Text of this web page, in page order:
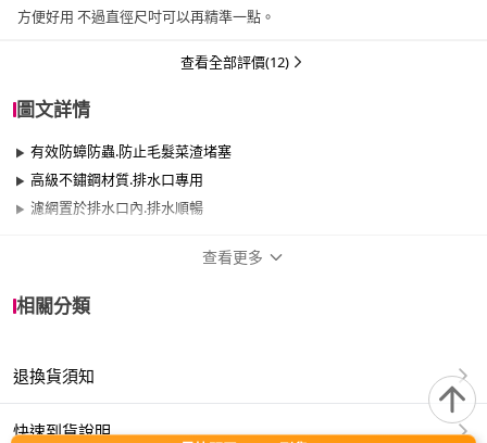
方便好用 不過直徑尺吋可以再精準一點。
查看全部評價(12)
圖文詳情
有效防蟑防蟲.防止毛髮菜渣堵塞
高級不鏽鋼材質.排水口專用
濾網置於排水口內.排水順暢
適用於
查看更多
相關分類
退換貨須知
快速到貨說明